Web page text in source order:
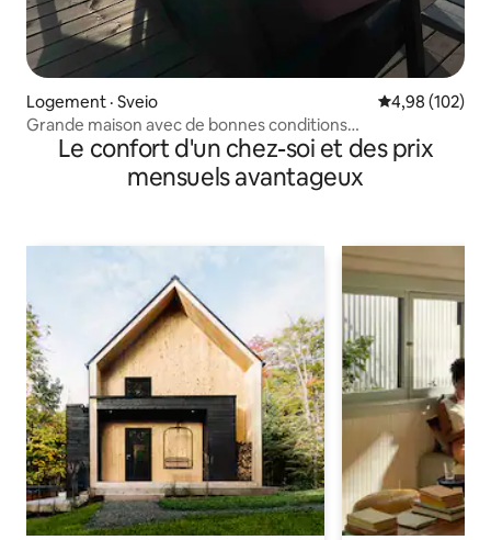
Logement · Sveio Note
4,98 (102)
Grande maison avec de bonnes conditions
d'ensoleillement et une vue magnifique sur la mer
Le confort d'un chez-soi et des prix
mensuels avantageux